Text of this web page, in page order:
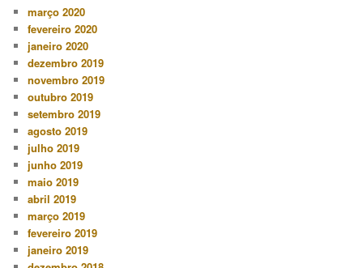
março 2020
fevereiro 2020
janeiro 2020
dezembro 2019
novembro 2019
outubro 2019
setembro 2019
agosto 2019
julho 2019
junho 2019
maio 2019
abril 2019
março 2019
fevereiro 2019
janeiro 2019